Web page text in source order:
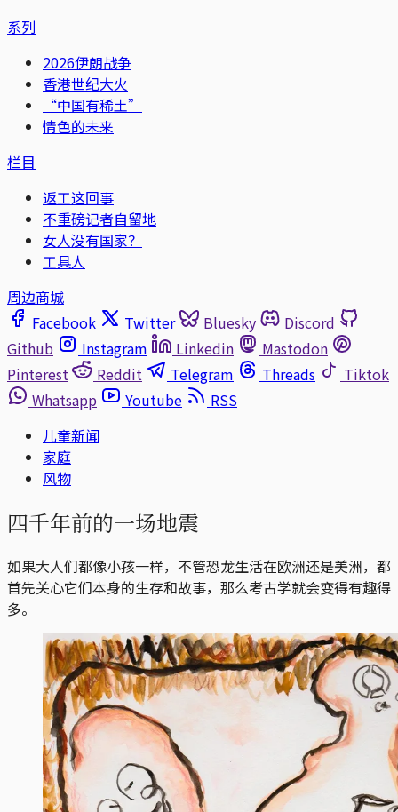
系列
2026伊朗战争
香港世纪大火
“中国有稀土”
情色的未来
栏目
返工这回事
不重磅记者自留地
女人没有国家？
工具人
周边商城
Facebook
Twitter Bluesky
Discord
Github
Instagram Linkedin
Mastodon
Pinterest
Reddit Telegram Threads
Tiktok
Whatsapp
Youtube
RSS
儿童新闻
家庭
风物
四千年前的一场地震
如果大人们都像小孩一样，不管恐龙生活在欧洲还是美洲，都
首先关心它们本身的生存和故事，那么考古学就会变得有趣得
多。